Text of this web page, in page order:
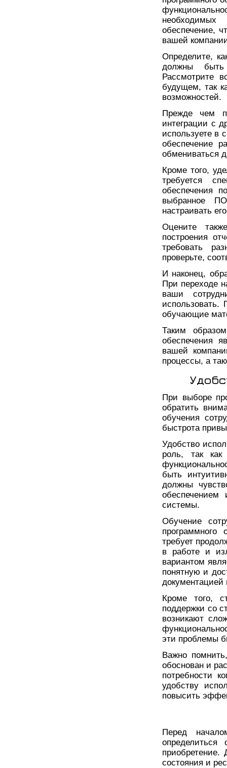
обеспечение,
вашей
Определите,
должны
Рассмотрите
будущем, так
возможностей.
Прежде чем
интеграции с
используете в
обеспечение
обмениваться
Кроме того,
требуется
обеспечения
выбранное
настраивать
Оцените
построения
требовать
проверьте,
И наконец,
При переходе
ваши
использовать.
обучающие
Таким
обеспечения
вашей
процессы, а
При выборе
обратить
обучения
быстрота
Удобство
роль, так
быть
должны
системы.
Обучение
требует
в работе и
вариантом
понятную и
документацией
Кроме того,
поддержки со
возникают
эти проблемы
Важно
обоснован и
потребности
удобству
повысить
Перед
приобретение.
состояния и